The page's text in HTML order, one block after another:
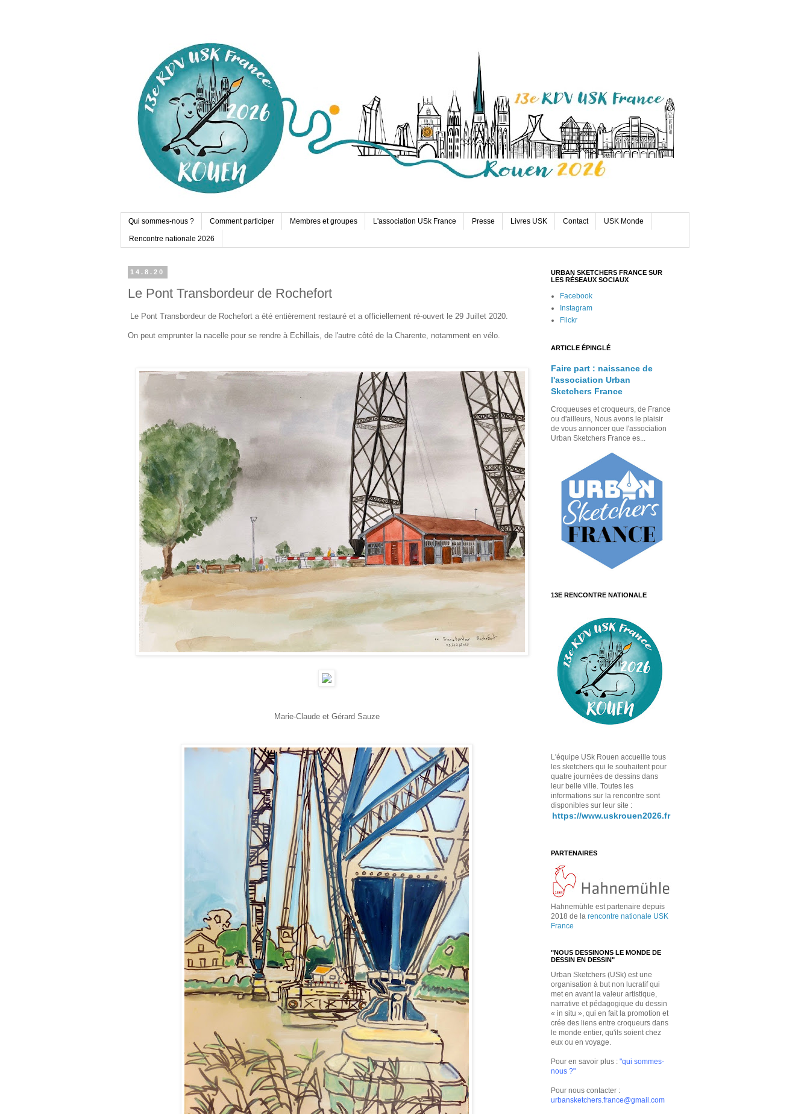
Qui sommes-nous ? Comment participer Membres et groupes L'association USk France Presse Livres USK Contact USK Monde
Rencontre nationale 2026
14.8.20
Le Pont Transbordeur de Rochefort
Le Pont Transbordeur de Rochefort a été entièrement restauré et a officiellement ré-ouvert le 29 Juillet 2020.
On peut emprunter la nacelle pour se rendre à Echillais, de l'autre côté de la Charente, notamment en vélo.
Marie-Claude et Gérard Sauze
URBAN SKETCHERS FRANCE SUR
LES RÉSEAUX SOCIAUX
Facebook
Instagram
Flickr
ARTICLE ÉPINGLÉ
Faire part : naissance de
l'association Urban
Sketchers France
Croqueuses et croqueurs, de France
ou d'ailleurs, Nous avons le plaisir
de vous annoncer que l'association
Urban Sketchers France es...
13E RENCONTRE NATIONALE
L'équipe USk Rouen accueille tous
les sketchers qui le souhaitent pour
quatre journées de dessins dans
leur belle ville. Toutes les
informations sur la rencontre sont
disponibles sur leur site :
https://www.uskrouen2026.fr
PARTENAIRES
Hahnemühle est partenaire depuis
2018 de la rencontre nationale USK
France
"NOUS DESSINONS LE MONDE DE
DESSIN EN DESSIN"
Urban Sketchers (USk) est une
organisation à but non lucratif qui
met en avant la valeur artistique,
narrative et pédagogique du dessin
« in situ », qui en fait la promotion et
crée des liens entre croqueurs dans
le monde entier, qu'ils soient chez
eux ou en voyage.
Pour en savoir plus : "qui sommes-
nous ?"
Pour nous contacter :
urbansketchers.france@gmail.com